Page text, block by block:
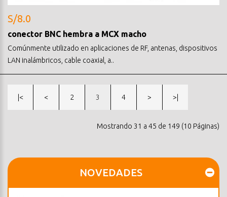
S/8.0
conector BNC hembra a MCX macho
Comúnmente utilizado en aplicaciones de RF, antenas, dispositivos
LAN inalámbricos, cable coaxial, a..
|< < 2 3 4 > >|
Mostrando 31 a 45 de 149 (10 Páginas)
NOVEDADES